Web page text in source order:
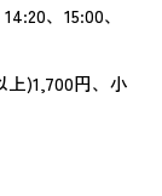
、15:00、
)1,700円、小